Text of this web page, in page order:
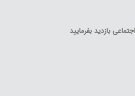
بازدید بفرمایید